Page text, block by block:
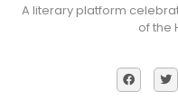
A literary platform
of the